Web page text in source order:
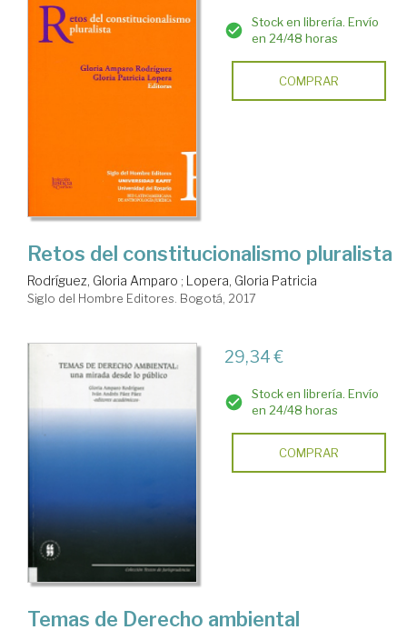
Stock en librería. Envío
en 24/48 horas
COMPRAR
Retos del constitucionalismo pluralista
Rodríguez, Gloria Amparo ; Lopera, Gloria Patricia
Siglo del Hombre Editores. Bogotá, 2017
29,34 €
Stock en librería. Envío
en 24/48 horas
COMPRAR
Temas de Derecho ambiental